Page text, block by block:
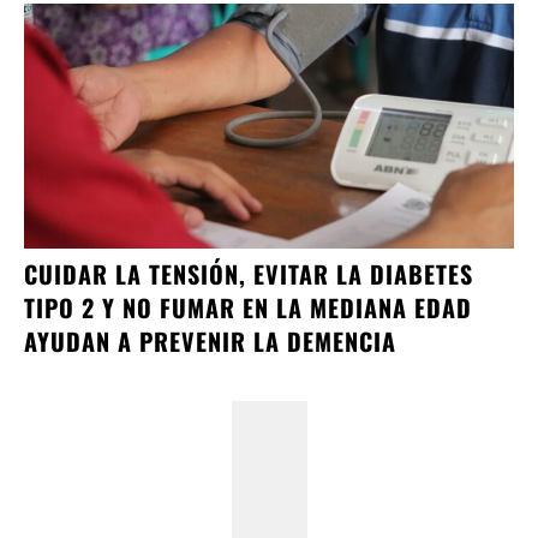
CUIDAR LA TENSIÓN, EVITAR LA DIABETES
TIPO 2 Y NO FUMAR EN LA MEDIANA EDAD
AYUDAN A PREVENIR LA DEMENCIA